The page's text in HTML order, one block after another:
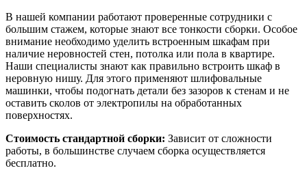
В нашей компании работают проверенные сотрудники с
большим стажем, которые знают все тонкости сборки. Особое
внимание необходимо уделить встроенным шкафам при
наличие неровностей стен, потолка или пола в квартире.
Наши специалисты знают как правильно встроить шкаф в
неровную нишу. Для этого применяют шлифовальные
машинки, чтобы подогнать детали без зазоров к стенам и не
оставить сколов от электропилы на обработанных
поверхностях.
Стоимость стандартной сборки: Зависит от сложности
работы, в большинстве случаем сборка осуществляется
бесплатно.